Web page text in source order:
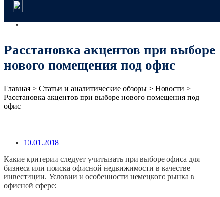
+49 341 60443311 +7 916 9904609
Расстановка акцентов при выборе
нового помещения под офис
Главная > Статьи и аналитические обзоры > Новости >
Расстановка акцентов при выборе нового помещения под
офис
10.01.2018
Какие критерии следует учитывать при выборе офиса для
бизнеса или поиска офисной недвижимости в качестве
инвестиции. Условии и особенности немецкого рынка в
офисной сфере: